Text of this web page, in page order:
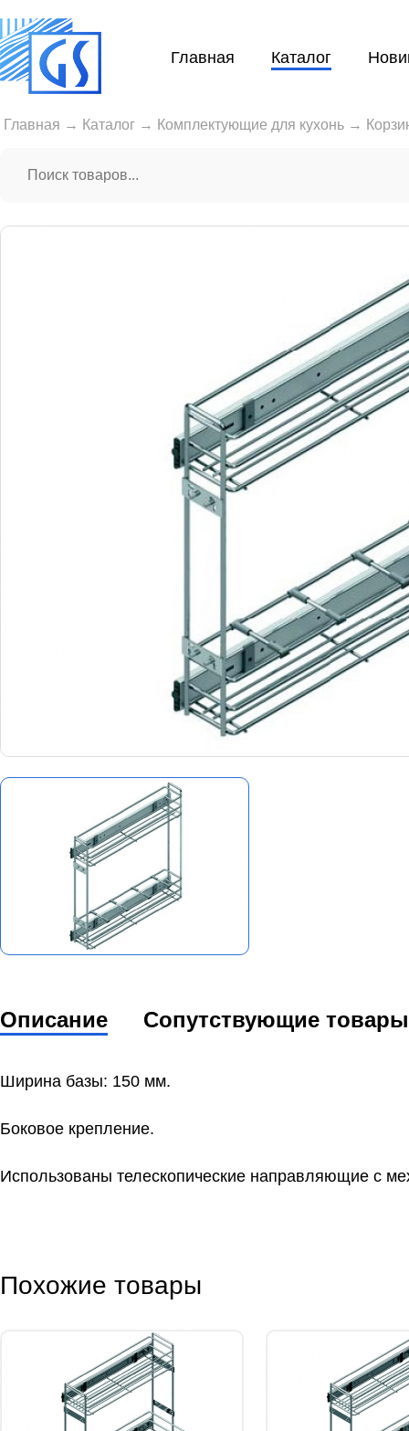
Главная Каталог
Главная → Каталог → Комплектующие для кухонь →
Описание Сопутствующие товары
Ширина базы: 150 мм.
Боковое крепление.
Использованы телескопические направляющие с
Похожие товары